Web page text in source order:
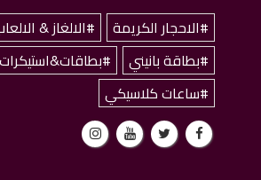
#الاحجار الكريمة
#الالغاز &
#بطاقة بانيني
#بطاقات&استيكرات
#ساعات كلاسيكي